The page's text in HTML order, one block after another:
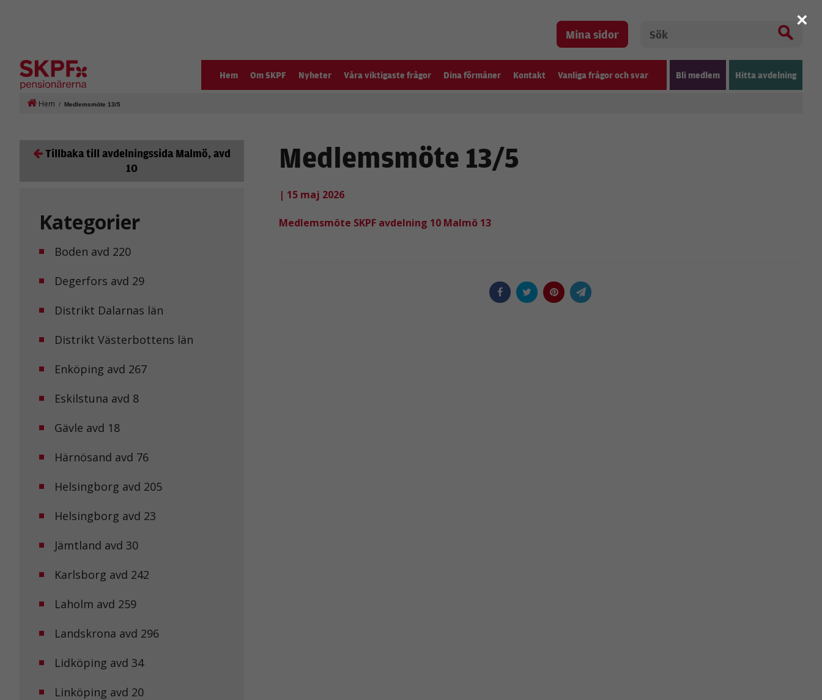
Mina sidor
Hem Om SKPF Nyheter Våra viktigaste frågor Dina förmåner Kontakt Vanliga frågor och svar Bli medlem Hitta avdelning
Hem / Medlemsmöte 13/5
Tillbaka till avdelningssida Malmö, avd
10
Kategorier
Boden avd 220
Degerfors avd 29
Distrikt Dalarnas län
Distrikt Västerbottens län
Enköping avd 267
Eskilstuna avd 8
Gävle avd 18
Härnösand avd 76
Helsingborg avd 205
Helsingborg avd 23
Jämtland avd 30
Karlsborg avd 242
Laholm avd 259
Landskrona avd 296
Lidköping avd 34
Linköping avd 20
Medlemsmöte 13/5
| 15 maj 2026
Medlemsmöte SKPF avdelning 10 Malmö 13
×